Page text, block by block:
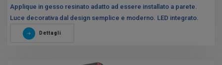
Applique in gesso resinato adatto ad essere installato a parete.
Luce decorativa dal design semplice e moderno. LED integrato.
Dettagli